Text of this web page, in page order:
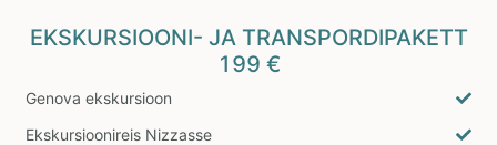
EKSKURSIOONI- JA TRANSPORDIPAKETT
199 €
Genova ekskursioon
Ekskursioonireis Nizzasse